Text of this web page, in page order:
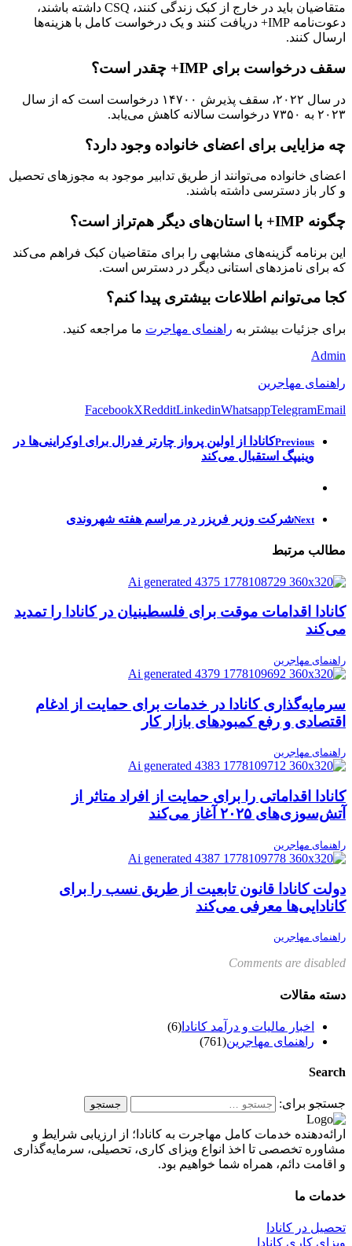
متقاضیان باید در خارج از کبک زندگی کنند، CSQ داشته باشند،
دعوت‌نامه IMP+ دریافت کنند و یک درخواست کامل با هزینه‌ها
ارسال کنند.
سقف درخواست برای IMP+ چقدر است؟
در سال ۲۰۲۲، سقف پذیرش ۱۴۷۰۰ درخواست است که از سال
۲۰۲۳ به ۷۳۵۰ درخواست سالانه کاهش می‌یابد.
چه مزایایی برای اعضای خانواده وجود دارد؟
اعضای خانواده می‌توانند از طریق تدابیر موجود به مجوزهای تحصیل
و کار باز دسترسی داشته باشند.
چگونه IMP+ با استان‌های دیگر هم‌تراز است؟
این برنامه گزینه‌های مشابهی را برای متقاضیان کبک فراهم می‌کند
که برای نامزدهای استانی دیگر در دسترس است.
کجا می‌توانم اطلاعات بیشتری پیدا کنم؟
برای جزئیات بیشتر به راهنمای مهاجرت ما مراجعه کنید.
Admin
راهنمای مهاجرین
FacebookXRedditLinkedinWhatsappTelegramEmail
Previousکانادا از اولین پرواز چارتر فدرال برای اوکراینی‌ها در
وینیپگ استقبال می‌کند
Nextشرکت وزیر فریزر در مراسم هفته شهروندی
مطالب مرتبط
کانادا اقدامات موقت برای فلسطینیان در کانادا را تمدید
می‌کند
راهنمای مهاجرین
سرمایه‌گذاری کانادا در خدمات برای حمایت از ادغام
اقتصادی و رفع کمبودهای بازار کار
راهنمای مهاجرین
کانادا اقداماتی را برای حمایت از افراد متاثر از
آتش‌سوزی‌های ۲۰۲۵ آغاز می‌کند
راهنمای مهاجرین
دولت کانادا قانون تابعیت از طریق نسب را برای
کانادایی‌ها معرفی می‌کند
راهنمای مهاجرین
Comments are disabled
دسته مقالات
اخبار مالیات و درآمد کانادا (6)
راهنمای مهاجرین(761)
Search
جستجو برای:
ارائه‌دهنده خدمات کامل مهاجرت به کانادا؛ از ارزیابی شرایط و
مشاوره تخصصی تا اخذ انواع ویزای کاری، تحصیلی، سرمایه‌گذاری
و اقامت دائم، همراه شما خواهیم بود.
خدمات ما
تحصیل در کانادا
ویزای کاری کانادا